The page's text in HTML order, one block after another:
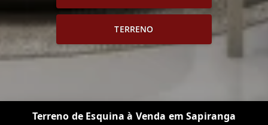
TERRENO
Terreno de Esquina à Venda em Sapiranga